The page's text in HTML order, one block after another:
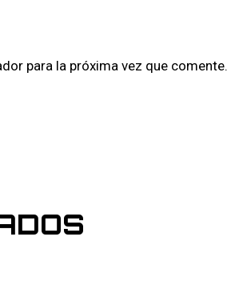
para la próxima vez que comente.